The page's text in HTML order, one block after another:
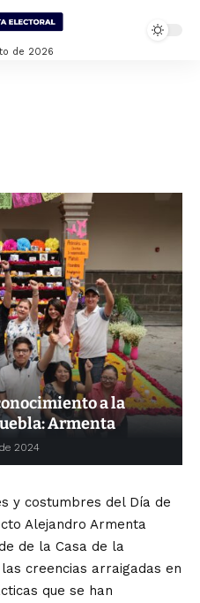
de 2026
a la
Armenta
2024
y costumbres del Día de
Alejandro Armenta
de la Casa de la
creencias arraigadas en
que se han